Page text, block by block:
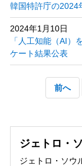
韓国特許庁の2024
2024年1月10日
「人工知能（AI）
ケート結果公表
前へ
ジェトロ・
ジェトロ・ソウ